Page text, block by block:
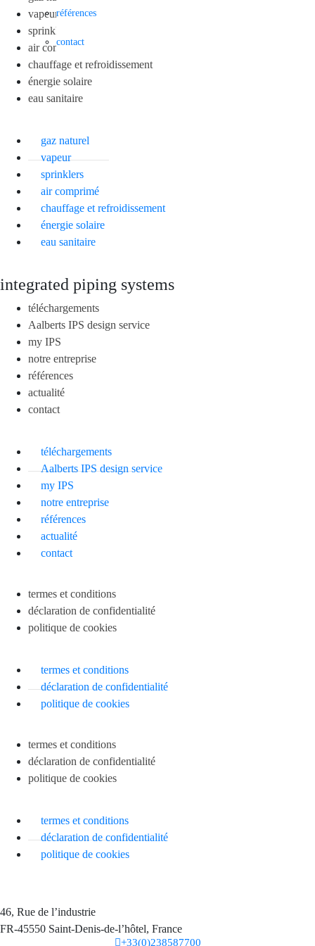
références
contact
vapeur
sprinklers
air comprimé
chauffage et refroidissement
énergie solaire
eau sanitaire
gaz naturel
vapeur
sprinklers
air comprimé
chauffage et refroidissement
énergie solaire
eau sanitaire
integrated piping systems
téléchargements
Aalberts IPS design service
my IPS
notre entreprise
références
actualité
contact
téléchargements
Aalberts IPS design service
my IPS
notre entreprise
références
actualité
contact
termes et conditions
déclaration de confidentialité
politique de cookies
termes et conditions
déclaration de confidentialité
politique de cookies
termes et conditions
déclaration de confidentialité
politique de cookies
termes et conditions
déclaration de confidentialité
politique de cookies
46, Rue de l’industrie
FR-45550 Saint-Denis-de-l’hôtel, France
+33(0)238587700